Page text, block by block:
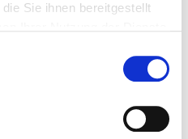
Sie ihnen bereitgestellt